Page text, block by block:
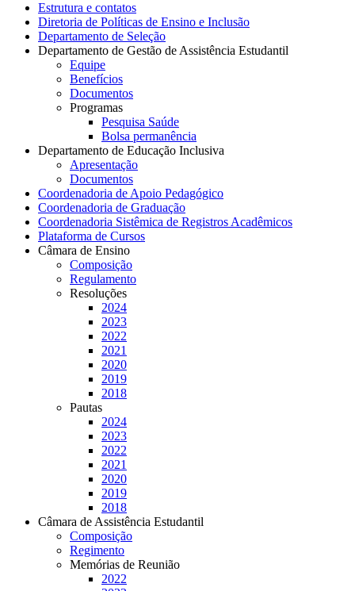
Estrutura e contatos
Diretoria de Políticas de Ensino e Inclusão
Departamento de Seleção
Departamento de Gestão de Assistência Estudantil
Equipe
Benefícios
Documentos
Programas
Pesquisa Saúde
Bolsa permanência
Departamento de Educação Inclusiva
Apresentação
Documentos
Coordenadoria de Apoio Pedagógico
Coordenadoria de Graduação
Coordenadoria Sistêmica de Registros Acadêmicos
Plataforma de Cursos
Câmara de Ensino
Composição
Regulamento
Resoluções
2024
2023
2022
2021
2020
2019
2018
Pautas
2024
2023
2022
2021
2020
2019
2018
Câmara de Assistência Estudantil
Composição
Regimento
Memórias de Reunião
2022